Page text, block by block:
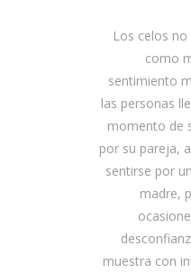
Los celos
como
sentimiento
las personas
momento de
por su pareja,
sentirse por
madre,
muestra con